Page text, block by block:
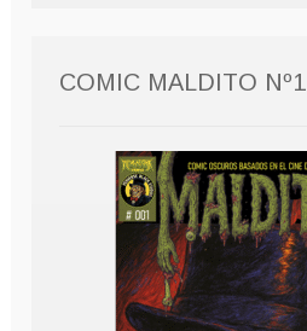
COMIC MALDITO Nº1